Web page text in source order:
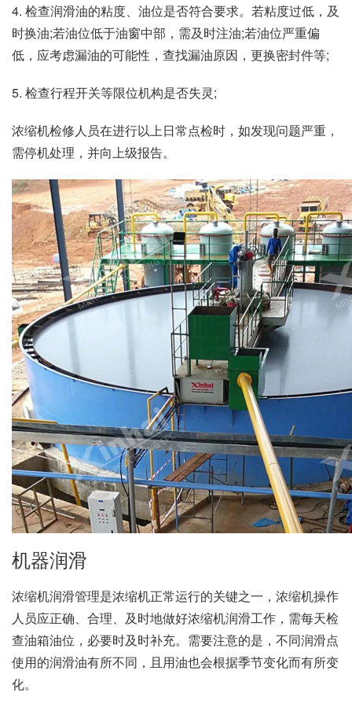
4. 检查润滑油的粘度、油位是否符合要求。若粘度过低，及
时换油;若油位低于油窗中部，需及时注油;若油位严重偏
低，应考虑漏油的可能性，查找漏油原因，更换密封件等;
5. 检查行程开关等限位机构是否失灵;
浓缩机检修人员在进行以上日常点检时，如发现问题严重，
需停机处理，并向上级报告。
机器润滑
浓缩机润滑管理是浓缩机正常运行的关键之一，浓缩机操作
人员应正确、合理、及时地做好浓缩机润滑工作，需每天检
查油箱油位，必要时及时补充。需要注意的是，不同润滑点
使用的润滑油有所不同，且用油也会根据季节变化而有所变
化。